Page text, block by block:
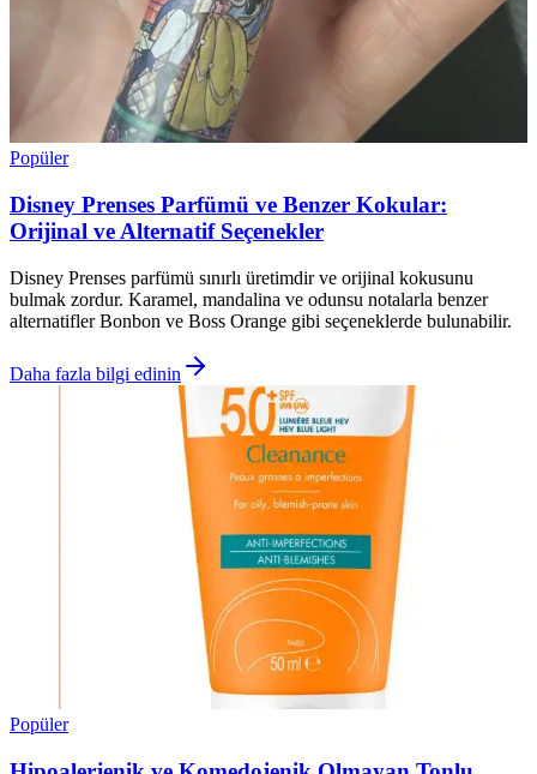
Popüler
Disney Prenses Parfümü ve Benzer Kokular:
Orijinal ve Alternatif Seçenekler
Disney Prenses parfümü sınırlı üretimdir ve orijinal kokusunu
bulmak zordur. Karamel, mandalina ve odunsu notalarla benzer
alternatifler Bonbon ve Boss Orange gibi seçeneklerde bulunabilir.
Daha fazla bilgi edinin
Popüler